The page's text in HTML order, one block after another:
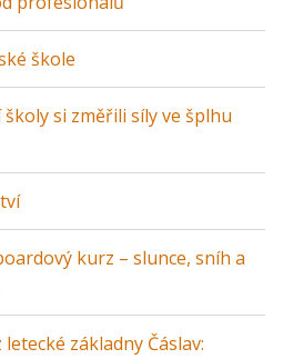
škole
školy si změřili síly ve šplhu
kurz – slunce, sníh a
základny Čáslav: